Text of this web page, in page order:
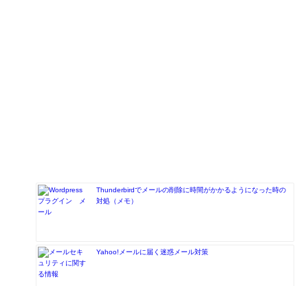
Thunderbirdでメールの削除に時間がかかるようになった時の
対処（メモ）
Yahoo!メールに届く迷惑メール対策